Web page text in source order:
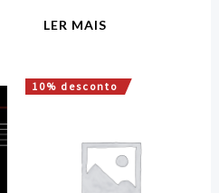
LER MAIS
10% desconto
O
era:
19,95 €.
O
é:
17,96 €.